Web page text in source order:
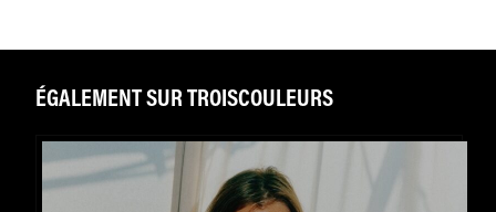
ÉGALEMENT SUR TROISCOULEURS